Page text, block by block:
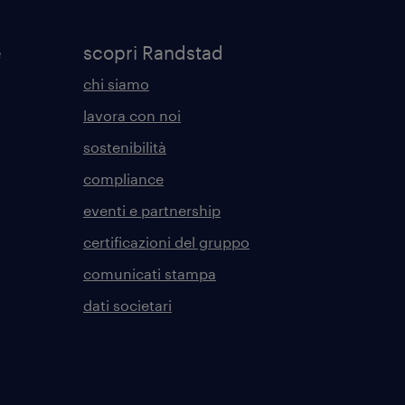
scopri Randstad
chi siamo
lavora con noi
sostenibilità
compliance
eventi e partnership
certificazioni del gruppo
comunicati stampa
dati societari